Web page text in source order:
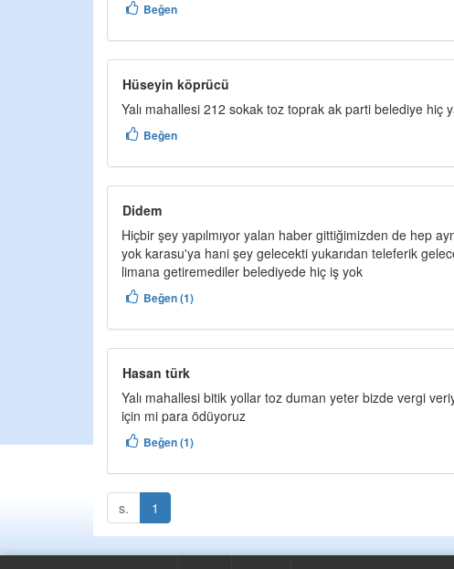
Beğen
Hüseyin köprücü
Yalı mahallesi 212 sokak toz toprak ak parti belediye hiç
Beğen
Didem
Hiçbir şey yapılmıyor yalan haber gittiğimizden de hep
yok karasu'ya hani şey gelecekti yukarıdan teleferik
limana getiremediler belediyede hiç iş yok
Beğen (1)
Hasan türk
Yalı mahallesi bitik yollar toz duman yeter bizde vergi
için mi para ödüyoruz
Beğen (1)
s. 1